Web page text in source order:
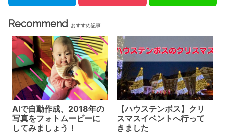
Recommend おすすめ記事
AIで自動作成、2018年の
写真をフォトムービーに
してみましょう！
【ハウステンボス】クリ
スマスイベントへ行って
きました